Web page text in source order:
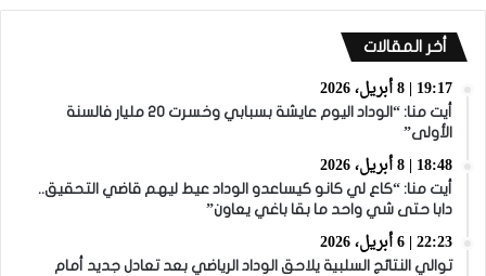
أخر المقالات
19:17 | 8 أبريل، 2026
أيت منا: “الوداد اليوم عايشة بسبابي وخسرت 20 مليار فالسنة
الأولى”
18:48 | 8 أبريل، 2026
أيت منا: “كاع لي كانو كيساعدو الوداد عيط ليهم قاضي التحقيق..
دابا حتى شي واحد ما بقا باغي يعاون”
22:23 | 6 أبريل، 2026
توالي النتائج السلبية يلاحق الوداد الرياضي بعد تعادل جديد أمام